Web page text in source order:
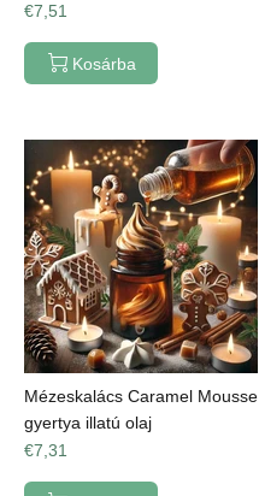
€7,51
Kosárba
Mézeskalács Caramel Mousse
gyertya illatú olaj
€7,31